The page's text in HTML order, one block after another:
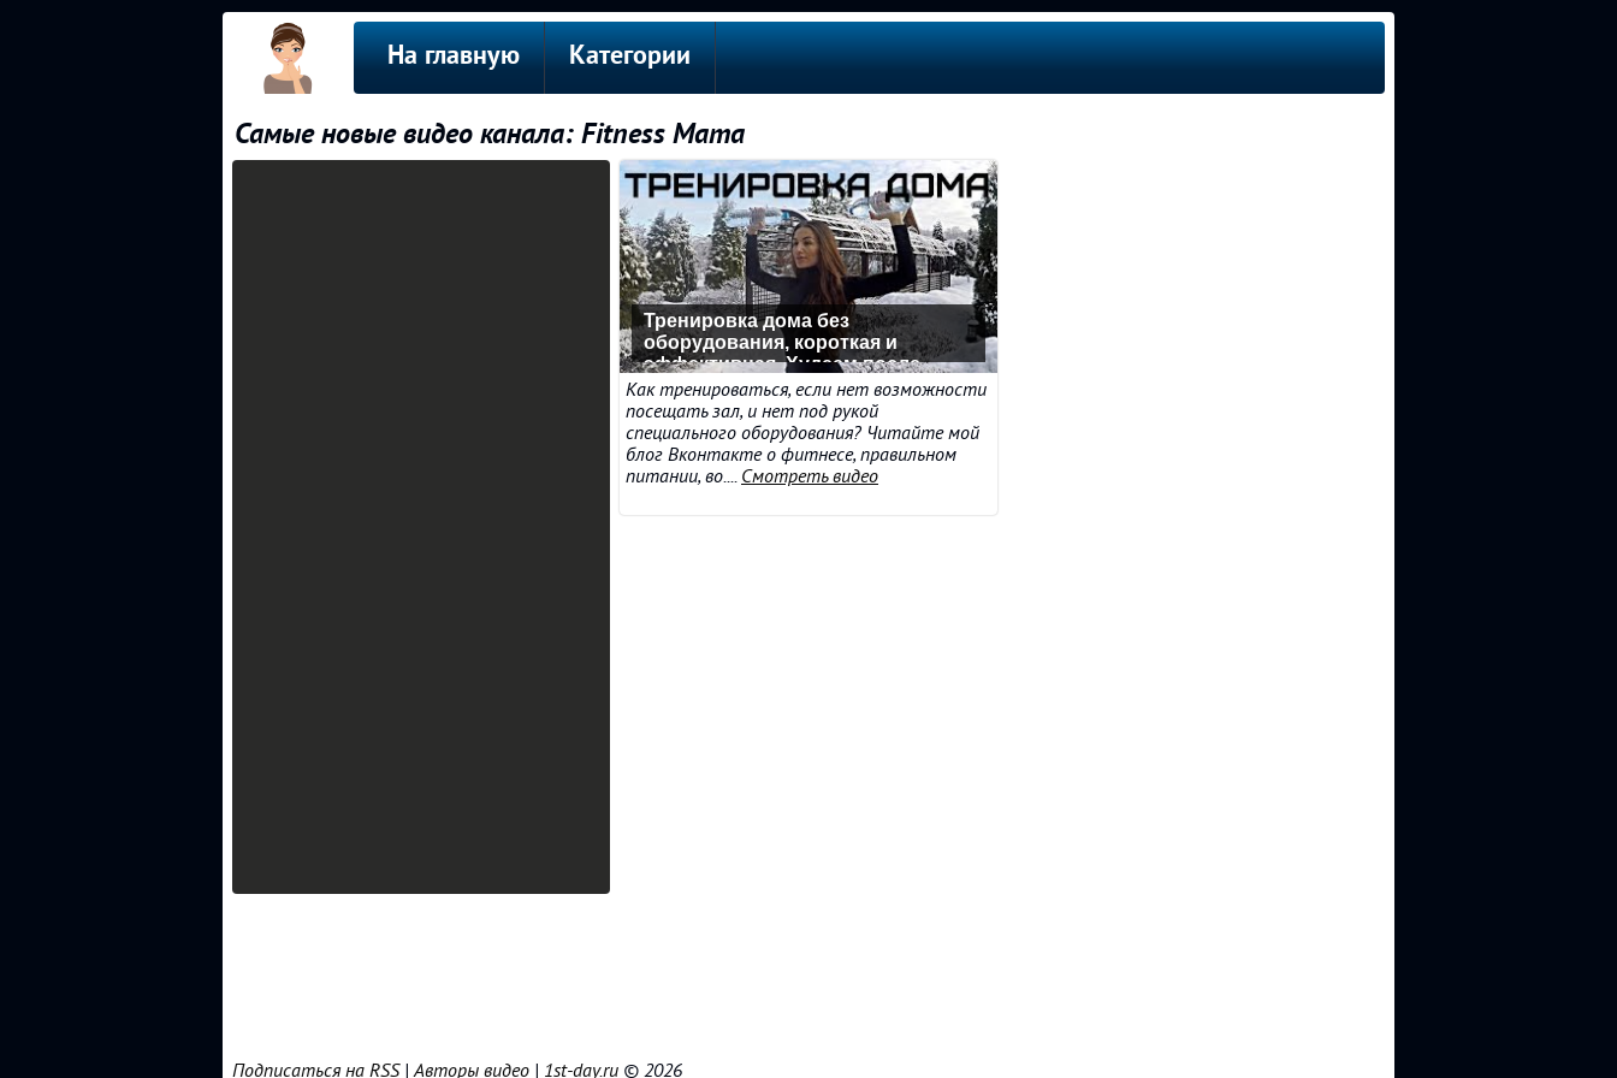
На главную Категории
Самые новые видео канала: Fitness Mama
Тренировка дома без
оборудования, короткая и
эффективная. Худеем после
родов. Фитнес для мам
Как тренироваться, если нет возможности
посещать зал, и нет под рукой
специального оборудования? Читайте мой
блог Вконтакте о фитнесе, правильном
питании, во.... Смотреть видео
Подписаться на RSS|Авторы видео | 1st-day.ru © 2026